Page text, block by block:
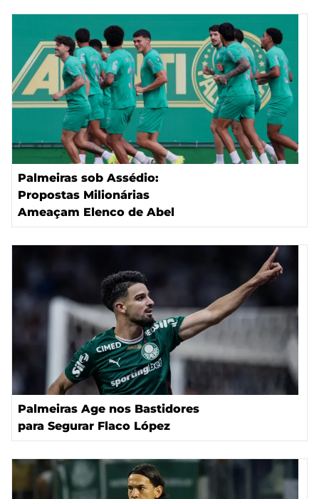
Palmeiras sob Assédio:
Propostas Milionárias
Ameaçam Elenco de Abel
Palmeiras Age nos Bastidores
para Segurar Flaco López